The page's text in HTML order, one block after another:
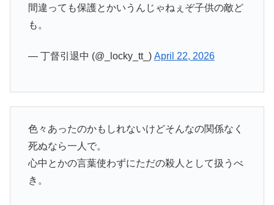
間違っても保護とかいうんじゃねぇぞ子供の敵ど
も。
— 丁督引退中 (@_locky_tt_) April 22, 2026
色々あったのかもしれないけどそんなの関係なく
死ぬなら一人で。
心中とかの言葉使わずにただの殺人として扱うべ
き。